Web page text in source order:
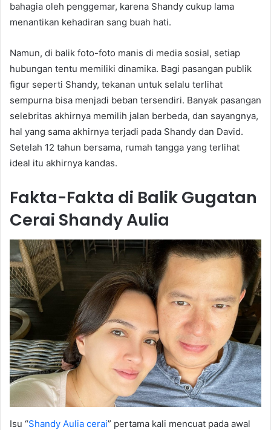
bahagia oleh penggemar, karena Shandy cukup lama
menantikan kehadiran sang buah hati.
Namun, di balik foto-foto manis di media sosial, setiap
hubungan tentu memiliki dinamika. Bagi pasangan publik
figur seperti Shandy, tekanan untuk selalu terlihat
sempurna bisa menjadi beban tersendiri. Banyak pasangan
selebritas akhirnya memilih jalan berbeda, dan sayangnya,
hal yang sama akhirnya terjadi pada Shandy dan David.
Setelah 12 tahun bersama, rumah tangga yang terlihat
ideal itu akhirnya kandas.
Fakta-Fakta di Balik Gugatan
Cerai Shandy Aulia
Isu “Shandy Aulia cerai” pertama kali mencuat pada awal